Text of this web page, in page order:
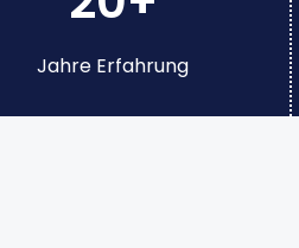
Jahre Erfahrung